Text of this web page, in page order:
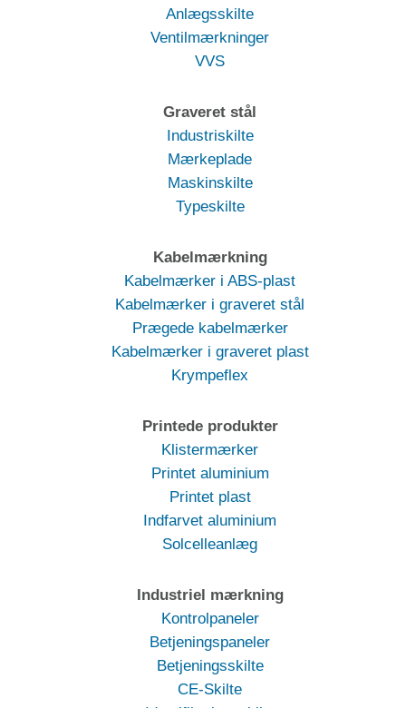
Anlægsskilte
Ventilmærkninger
VVS
Graveret stål
Industriskilte
Mærkeplade
Maskinskilte
Typeskilte
Kabelmærkning
Kabelmærker i ABS-plast
Kabelmærker i graveret stål
Prægede kabelmærker
Kabelmærker i graveret plast
Krympeflex
Printede produkter
Klistermærker
Printet aluminium
Printet plast
Indfarvet aluminium
Solcelleanlæg
Industriel mærkning
Kontrolpaneler
Betjeningspaneler
Betjeningsskilte
CE-Skilte